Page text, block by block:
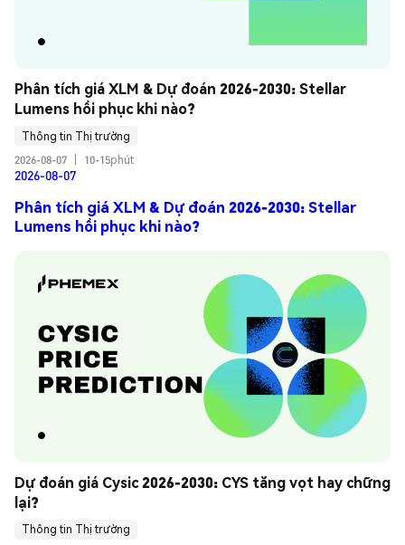
Phân tích giá XLM & Dự đoán 2026-2030: Stellar
Lumens hồi phục khi nào?
Thông tin Thị trường
2026-08-07
10-15phút
2026-08-07
Phân tích giá XLM & Dự đoán 2026-2030: Stellar
Lumens hồi phục khi nào?
Dự đoán giá Cysic 2026-2030: CYS tăng vọt hay chững
lại?
Thông tin Thị trường